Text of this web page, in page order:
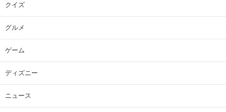
クイズ
グルメ
ゲーム
ディズニー
ニュース